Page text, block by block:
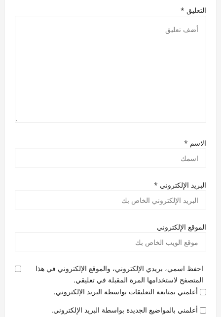
ت
التعليق *
الاسم *
البريد الإلكتروني *
الموقع الإلكتروني
احفظ اسمي، بريدي الإلكتروني، والموقع الإلكتروني في هذا
المتصفح لاستخدامها المرة المقبلة في تعليقي.
أعلمني بمتابعة التعليقات بواسطة البريد الإلكتروني.
أعلمني بالمواضيع الجديدة بواسطة البريد الإلكتروني.